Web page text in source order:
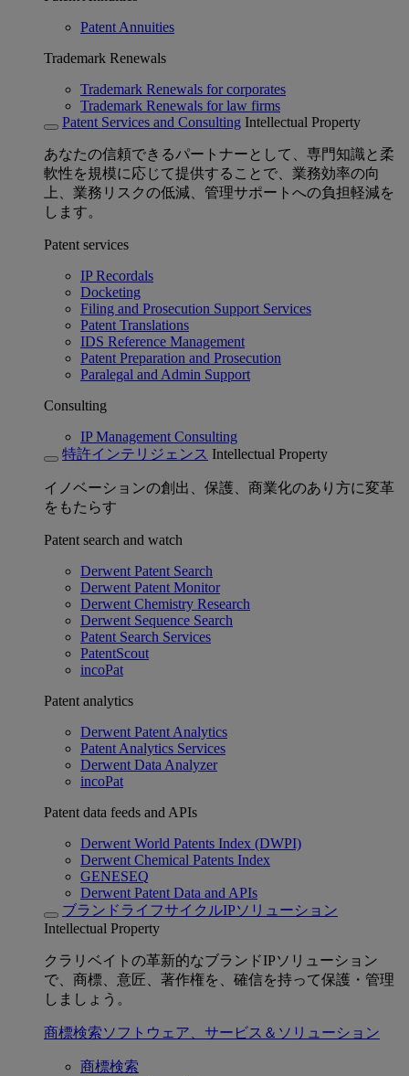
Patent Annuities
Trademark Renewals
Trademark Renewals for corporates
Trademark Renewals for law firms
Patent Services and Consulting Intellectual Property
あなたの信頼できるパートナーとして、専門知識と柔
軟性を規模に応じて提供することで、業務効率の向
上、業務リスクの低減、管理サポートへの負担軽減を
します。
Patent services
IP Recordals
Docketing
Filing and Prosecution Support Services
Patent Translations
IDS Reference Management
Patent Preparation and Prosecution
Paralegal and Admin Support
Consulting
IP Management Consulting
特許インテリジェンス Intellectual Property
イノベーションの創出、保護、商業化のあり方に変革
をもたらす
Patent search and watch
Derwent Patent Search
Derwent Patent Monitor
Derwent Chemistry Research
Derwent Sequence Search
Patent Search Services
PatentScout
incoPat
Patent analytics
Derwent Patent Analytics
Patent Analytics Services
Derwent Data Analyzer
incoPat
Patent data feeds and APIs
Derwent World Patents Index (DWPI)
Derwent Chemical Patents Index
GENESEQ
Derwent Patent Data and APIs
ブランドライフサイクルIPソリューション
Intellectual Property
クラリベイトの革新的なブランドIPソリューション
で、商標、意匠、著作権を、確信を持って保護・管理
しましょう。
商標検索ソフトウェア、サービス＆ソリューション
商標検索